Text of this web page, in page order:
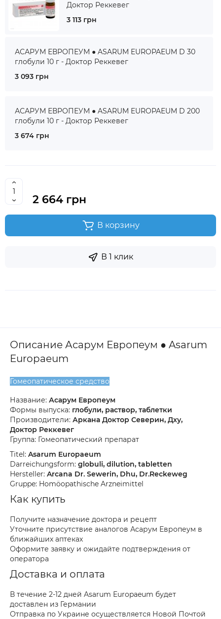
Доктор Реккевег
3 113 грн
АСАРУМ ЕВРОПЕУМ ● ASARUM EUROPAEUM D 30
глобули 10 г - Доктор Реккевег
3 093 грн
АСАРУМ ЕВРОПЕУМ ● ASARUM EUROPAEUM D 200
глобули 10 г - Доктор Реккевег
3 674 грн
2 664 грн
В корзину
В 1 клик
Описание Асарум Европеум ● Asarum
Europaeum
Гомеопатическое средство
Название: Асарум Европеум
Формы выпуска: глобули, раствор, таблетки
Производители: Аркана Доктор Северин, Дху,
Доктор Реккевег
Группа: Гомеопатический препарат
Titel: Asarum Europaeum
Darreichungsform: globuli, dilution, tabletten
Hersteller: Arcana Dr. Sewerin, Dhu, Dr.Reckeweg
Gruppe: Homöopathische Arzneimittel
Как купить
Получите назначение доктора и рецепт
Уточните присутствие аналогов Асарум Европеум в
ближайших аптеках
Оформите заявку и ожидайте подтверждения от
оператора
Доставка и оплата
В течение 2-12 дней Asarum Europaeum будет
доставлен из Германии
Отправка по Украине осуществляется Новой Почтой